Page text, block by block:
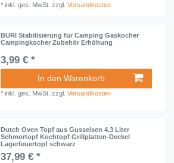
*inkl. ges. MwSt. zzgl.Versandkosten
BURI Stabilisierung für Camping Gaskocher
Campingkocher Zubehör Erhöhung
3,99 € *
In den Warenkorb
*inkl. ges. MwSt. zzgl.Versandkosten
Dutch Oven Topf aus Gusseisen 4,3 Liter
Schmortopf Kochtopf Grillplatten-Deckel
Lagerfeuertopf schwarz
37,99 € *